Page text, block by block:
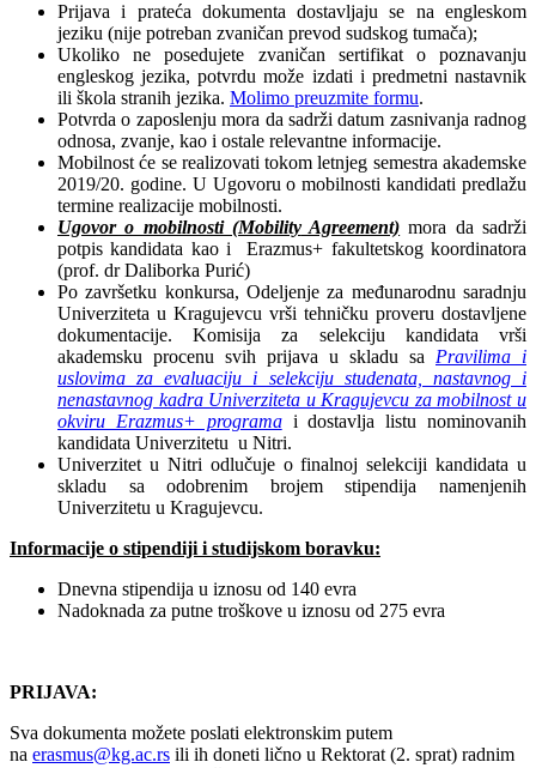
Prijava i prateća dokumenta dostavljaju se na engleskom
jeziku (nije potreban zvaničan prevod sudskog tumača);
Ukoliko ne posedujete zvaničan sertifikat o poznavanju
engleskog jezika, potvrdu može izdati i predmetni nastavnik
ili škola stranih jezika. Molimo preuzmite formu.
Potvrda o zaposlenju mora da sadrži datum zasnivanja radnog
odnosa, zvanje, kao i ostale relevantne informacije.
Mobilnost će se realizovati tokom letnjeg semestra akademske
2019/20. godine. U Ugovoru o mobilnosti kandidati predlažu
termine realizacije mobilnosti.
Ugovor o mobilnosti (MobilityAgreement) mora da sadrži
potpis kandidata kao i Erazmus+ fakultetskog koordinatora
(prof. dr Daliborka Purić)
Po završetku konkursa, Odeljenje za međunarodnu saradnju
Univerziteta u Kragujevcu vrši tehničku proveru dostavljene
dokumentacije. Komisija za selekciju kandidata vrši
akademsku procenu svih prijava u skladu sa Pravilima i
uslovima za evaluaciju i selekciju studenata, nastavnog i
nenastavnog kadra Univerziteta u Kragujevcu za mobilnost u
okviru Erazmus+ programa i dostavlja listu nominovanih
kandidata Univerzitetu u Nitri.
Univerzitet u Nitri odlučuje o finalnoj selekciji kandidata u
skladu sa odobrenim brojem stipendija namenjenih
Univerzitetu u Kragujevcu.
Informacije o stipendiji i studijskom boravku:
Dnevna stipendija u iznosu od 140 evra
Nadoknada za putne troškove u iznosu od 275 evra
PRIJAVA:
Sva dokumenta možete poslati elektronskim putem
na erasmus@kg.ac.rs ili ih doneti lično u Rektorat (2. sprat) radnim